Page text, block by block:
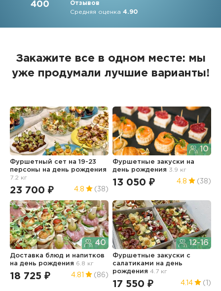
400
Отзывов
Средняя оценка4.90
Закажите все в одном месте: мы
уже продумали лучшие варианты!
Фуршетный сет на 19-23
персоны на день рождения
7.2 кг
23 700 ₽ 4.8 (38)
10
Фуршетные закуски на
день рождения 3.9 кг
13 050 ₽ 4.8 (38)
40
Доставка блюд и напитков
на день рождения 6.8 кг
18 725 ₽ 4.81 (86)
12-16
Фуршетные закуски с
салатиками на день
рождения 4.7 кг
17 550 ₽ 4.14 (1)